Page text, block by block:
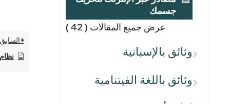
جسمك
عرض جميع المقالات ( 42 )
وثائق بالإسبانية
وثائق باللغة الفيتنامية
السابق